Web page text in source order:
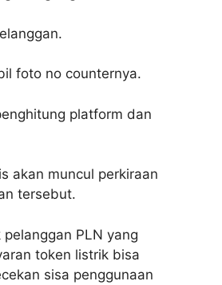
foto no counternya.
platform dan
akan muncul perkiraan
tersebut.
PLN yang
token listrik bisa
sisa penggunaan